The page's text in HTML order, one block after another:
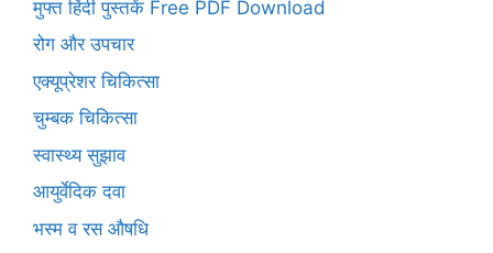
मुफ्त हिंदी पुस्तकें Free PDF Download
रोग और उपचार
एक्यूप्रेशर चिकित्सा
चुम्बक चिकित्सा
स्वास्थ्य सुझाव
आयुर्वेदिक दवा
भस्म व रस औषधि